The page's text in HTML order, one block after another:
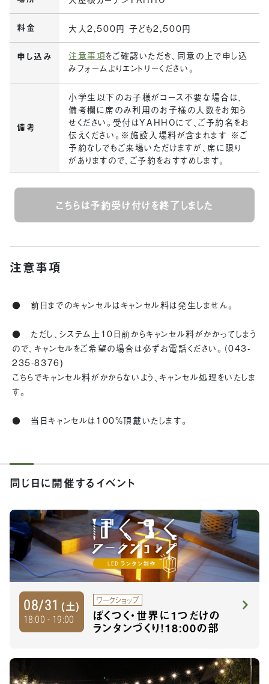
料金 大人2,500円 子ども2,500円
申し込み 注意事項をご確認いただき、同意の上で申し込
みフォームよりエントリーください。
備考
小学生以下のお子様がコース不要な場合は、
備考欄に席のみ利用のお子様の人数をお知ら
せください。受付はYAHHOにて、ご予約名をお
伝えください。※施設入場料が含まれます ※ご
予約なしでもご来場いただけますが、席に限り
がありますので、ご予約をおすすめします。
こちらは予約受け付けを終了しました
注意事項
● 前日までのキャンセルはキャンセル料は発生しません。
● ただし、システム上10日前からキャンセル料がかかってしまう
ので、キャンセルをご希望の場合は必ずお電話ください。（043-
235-8376)
こちらでキャンセル料がかからないよう、キャンセル処理をいたしま
す。
● 当日キャンセルは100%頂戴いたします。
同じ日に開催するイベント
08/31 (土)
18:00 - 19:00
ワークショップ
ぼくつく・世界に1つだけの
ランタンづくり！18:00の部